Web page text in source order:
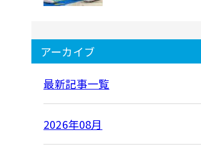
アーカイブ
最新記事一覧
2026年08月